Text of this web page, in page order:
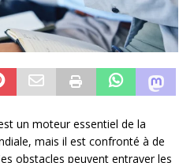
un moteur essentiel de la
mais il est confronté à de
obstacles peuvent entraver les